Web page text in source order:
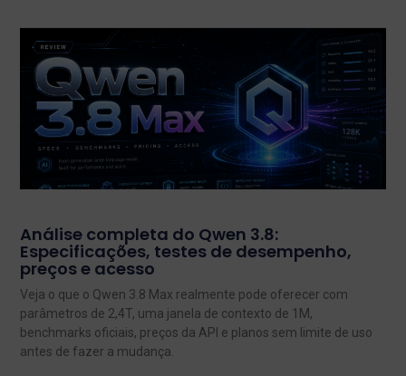
Análise completa do Qwen 3.8:
Especificações, testes de desempenho,
preços e acesso
Veja o que o Qwen 3.8 Max realmente pode oferecer com
parâmetros de 2,4T, uma janela de contexto de 1M,
benchmarks oficiais, preços da API e planos sem limite de uso
antes de fazer a mudança.